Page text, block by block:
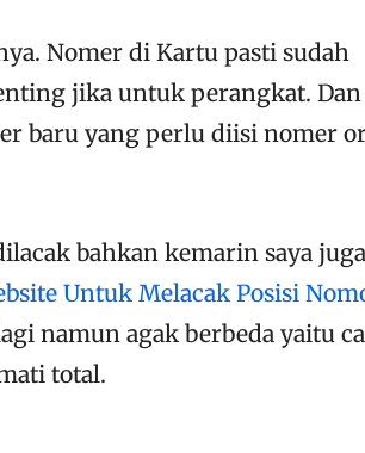
Nomer di Kartu pasti sudah
jika untuk perangkat.
baru yang perlu diisi nomer
bahkan kemarin saya juga
Untuk Melacak Posisi
namun agak berbeda yaitu
total.